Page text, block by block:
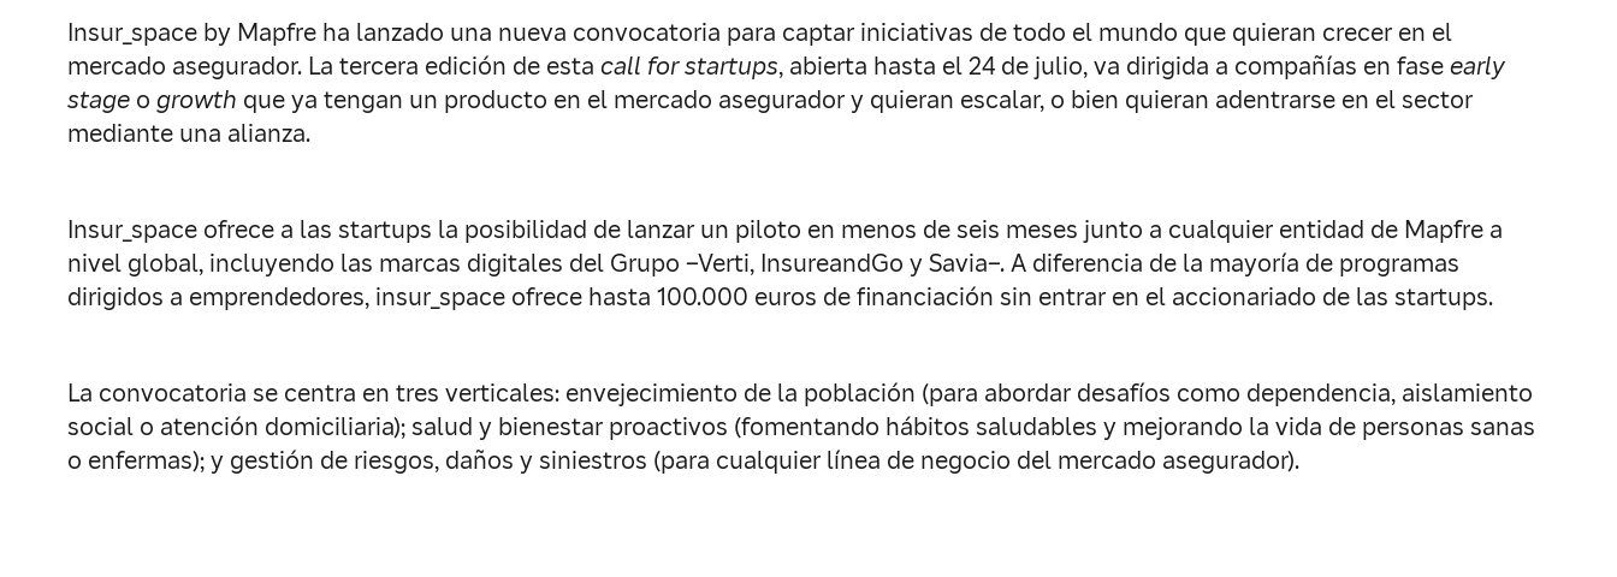
Insur_space by Mapfre ha lanzado una nueva convocatoria para captar iniciativas de todo el mundo que quieran crecer en el
mercado asegurador. La tercera edición de esta call for startups, abierta hasta el 24 de julio, va dirigida a compañías en faseearly
stage o growth que ya tengan un producto en el mercado asegurador y quieran escalar, o bien quieran adentrarse en el sector
mediante una alianza.
Insur_space ofrece a las startups la posibilidad de lanzar un piloto en menos de seis meses junto a cualquier entidad de Mapfre a
nivel global, incluyendo las marcas digitales del Grupo –Verti, InsureandGo y Savia–. A diferencia de la mayoría de programas
dirigidos a emprendedores, insur_space ofrece hasta 100.000 euros de financiación sin entrar en el accionariado de las startups.
La convocatoria se centra en tres verticales: envejecimiento de la población (para abordar desafíos como dependencia, aislamiento
social o atención domiciliaria); salud y bienestar proactivos (fomentando hábitos saludables y mejorando la vida de personas sanas
o enfermas); y gestión de riesgos, daños y siniestros (para cualquier línea de negocio del mercado asegurador).